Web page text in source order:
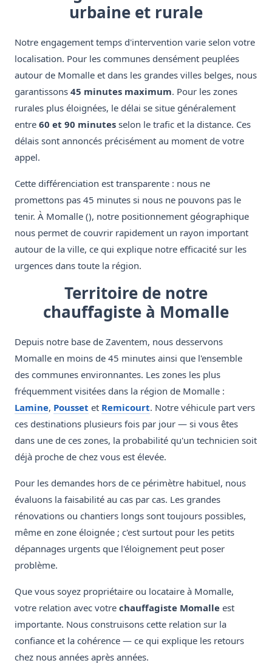
urbaine et rurale
Notre engagement temps d'intervention varie selon votre
localisation. Pour les communes densément peuplées
autour de Momalle et dans les grandes villes belges, nous
garantissons 45 minutes maximum. Pour les zones
rurales plus éloignées, le délai se situe généralement
entre 60 et 90 minutes selon le trafic et la distance. Ces
délais sont annoncés précisément au moment de votre
appel.
Cette différenciation est transparente : nous ne
promettons pas 45 minutes si nous ne pouvons pas le
tenir. À Momalle (), notre positionnement géographique
nous permet de couvrir rapidement un rayon important
autour de la ville, ce qui explique notre efficacité sur les
urgences dans toute la région.
Territoire de notre
chauffagiste à Momalle
Depuis notre base de Zaventem, nous desservons
Momalle en moins de 45 minutes ainsi que l'ensemble
des communes environnantes. Les zones les plus
fréquemment visitées dans la région de Momalle :
Lamine, Pousset et Remicourt. Notre véhicule part vers
ces destinations plusieurs fois par jour — si vous êtes
dans une de ces zones, la probabilité qu'un technicien soit
déjà proche de chez vous est élevée.
Pour les demandes hors de ce périmètre habituel, nous
évaluons la faisabilité au cas par cas. Les grandes
rénovations ou chantiers longs sont toujours possibles,
même en zone éloignée ; c'est surtout pour les petits
dépannages urgents que l'éloignement peut poser
problème.
Que vous soyez propriétaire ou locataire à Momalle,
votre relation avec votre chauffagiste Momalle est
importante. Nous construisons cette relation sur la
confiance et la cohérence — ce qui explique les retours
chez nous années après années.